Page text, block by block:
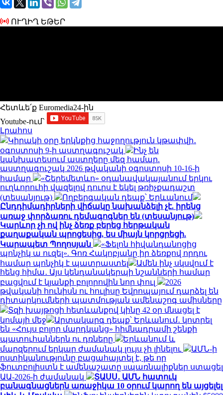
ՈՒՂԻՂ ԵԹԵՐ
Հետևե՛ք Euromedia24-ին
Youtube-ում`
Լրահոս
Կիրակի օրը երկնքից հաջողություն կթափվի․
օգոստոսի 9-ի աստղագուշակ
Ինչ են
կանխատեսում աստղերը մեզ համար.
աստղագուշակ 2026 թվականի օգոստոսի 10-16-ի
համար
«Շերեմետևո» օդանավակայանում երկու
ուղևորուհի վազելով դուրս է եկել թռիչքադաշտ
(տեսանյութ)
Ողբերգական դեպք՝ Երևանում
Ընդդիմադիրների վիճակը նախանձելի չէ. իրենց
առաջ փորձառու դեմագոգներ են (տեսանյութ)
Կարևոր չի ով ինչ ձեռք բերեց հերթական
քաղաքական պրոցեսից, ես միայն կորցրեցի.
Կարապետ Պողոսյան
«Ֆելոն հիվանդանոցից
պոնչիկ ա ուզել». Գոռ Հակոբյանը իր ձեռքով որդու
համար պոնչիկ է պատրաստել
Ամեն ինչ սկսվում է
հենց հիմա․ Այս կենդանակերպի նշանների համար
բացվում է կյանքի բոլորովին նոր փուլ
2026
թվականի հունիսն ու հուլիսը Եվրոպայում դարձել են
դիտարկումների պատմության ամենաշոգ ամիսները
Տզի խայթոցի հետևանքով կինը 42 օր մնացել է
կոմայի մեջ
Արտակարգ դեպք՝ Երևանում․ կոտրել
են «Հույս բոլոր մարդկանց» հիմնադրամի շենքի
պատուհաններն ու դռները
Երևանում և
մարզերում երկար ժամանակ լույս չի լինելու
ԱՄՆ-ի
ոստիկանությունը բացահայտել է, թե որ
ֆուտբոլիստն է ամենաշատը uպառնալիքներ ստացել
ԱԱ-2026-ի ժամանակ
ՏԱՍՍ․ ԱՄՆ հատուկ
բանագնացներն առաջիկա 10 օրում կարող են այցելել